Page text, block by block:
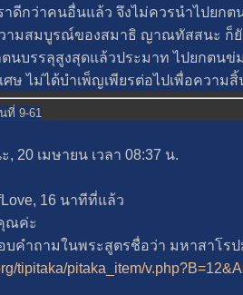
าดีกว่าคนอื่นแล้ว จึงไม่ควรนำไปยก
บูรณ์ของสมาธิ ญาณทัสสนะ ก็ยัง
ตนบรรลุสูงสุดแล้วประมาท ไปยกตนข่
ษ ไม่ได้บำเพ็ญเพียรต่อไปเพื่อความสิ้
ที่ 9-61
, 20 เมษายน เวลา 08:37 น.
16 นาทีที่แล้ว
ณค่ะ
ามในพระสูตรชื่อว่า มหาสาโรป
tipitaka/pitaka_item/